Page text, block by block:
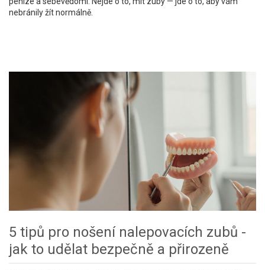
nebránily žít normálně.
5 tipů pro nošení nalepovacích zubů -
jak to udělat bezpečně a přirozeně